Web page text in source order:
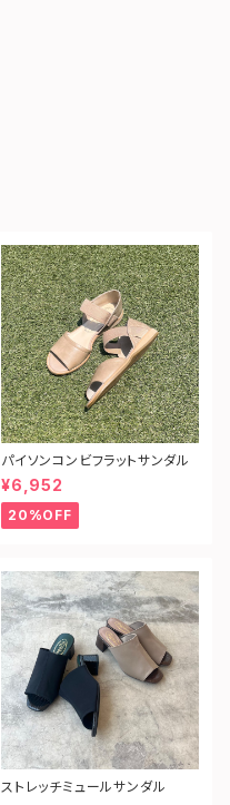
パイソンコンビフラットサンダル
¥6,952
20%OFF
ストレッチミュールサンダル